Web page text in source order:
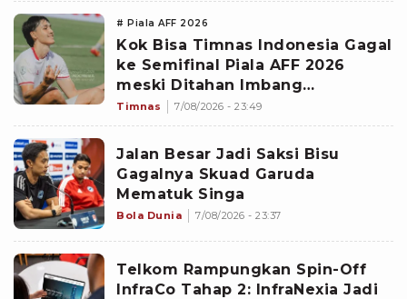
# Piala AFF 2026
Kok Bisa Timnas Indonesia Gagal
ke Semifinal Piala AFF 2026
meski Ditahan Imbang
Singapura?
Timnas 7/08/2026 - 23:49
Jalan Besar Jadi Saksi Bisu
Gagalnya Skuad Garuda
Mematuk Singa
Bola Dunia 7/08/2026 - 23:37
Telkom Rampungkan Spin-Off
InfraCo Tahap 2: InfraNexia Jadi